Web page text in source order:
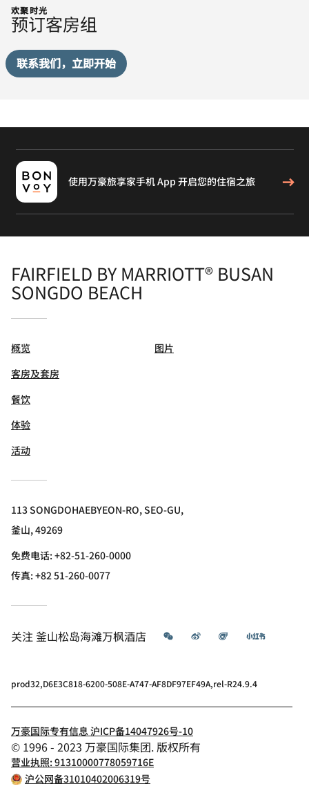
欢聚时光
预订客房组
联系我们，立即开始
使用万豪旅享家手机 App 开启您的住宿之旅
FAIRFIELD BY MARRIOTT® BUSAN
SONGDO BEACH
概览
客房及套房
餐饮
体验
活动
图片
113 SONGDOHAEBYEON-RO, SEO-GU,
釜山, 49269
免费电话:+82-51-260-0000
传真:+82 51-260-0077
关注 釜山松岛海滩万枫酒店­­ 微信 微博 飞猪 小红书
prod32,D6E3C818-6200-508E-A747-AF8DF97EF49A,rel-R24.9.4
万豪国际专有信息 沪ICP备14047926号-10
© 1996 - 2023 万豪国际集团. 版权所有
营业执照: 91310000778059716E
沪公网备31010402006319号